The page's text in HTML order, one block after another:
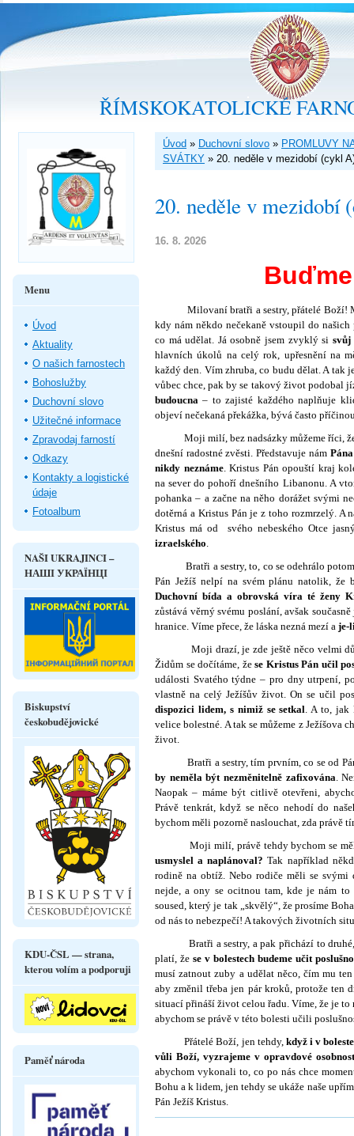
ŘÍMSKOKATOLICKÉ
Úvod » Duchovní slovo » PROMLUVY
SVÁTKY » 20. neděle v mezidobí (cykl
20. neděle v mezidobí
16. 8. 2026
Milovaní bratři a sestry, přátelé Boží!
kdy nám někdo nečekaně vstoupil do
co má udělat. Já osobně jsem zvyklý si svůj
hlav­ních úkolů na celý rok, upřesnění na
každý den. Vím zhruba, co budu dělat. A tak
vůbec chce, pak by se takový život podobal
bu­doucna – to zajisté každého naplňuje
objeví nečekaná překážka, bývá často
Moji milí, bez nadsázky můžeme říci, že
dnešní radostné zvěsti. Představuje nám
nikdy neznáme. Kristus Pán opouští kraj
na sever do pohoří dnešního Libanonu. A
pohanka – a začne na něho dorážet svými
dotěrná a Kristus Pán je z toho rozmrzelý.
Kristus má od svého nebeského Otce
izraelského.
Bratři a sestry, to, co se odehrálo
Pán Ježíš nelpí na svém plánu natolik,
Duchovní bída a obrovská víra té ženy
zůstává věrný svému poslání, avšak
hranice. Víme přece, že láska nezná mezí a je-
Moji drazí, je zde ještě něco velmi
Židům se dočítáme, žese Kristus Pán učil
události Svatého týdne – pro dny utrpení,
vlastně na celý Ježíšův život. On se učil
dispozici lidem, s nimiž se setkal. A to, jak
velice bolestné. A tak se můžeme z Ježíšova
život.
Bratři a sestry, tím prvním, co se od
by neměla být nezměnitelně zafixována.
Naopak – máme být citlivě otevřeni,
Právě tenkrát, když se něco nehodí do
bychom měli pozorně naslouchat, zda právě
Moji milí, právě tehdy bychom se
usmyslel a naplánoval? Tak například
rodině na obtíž. Nebo rodiče měli se
nejde, a ony se ocitnou tam, kde je nám
soused, který je tak „skvělý“, že prosíme
od nás to nebezpečí! A takových ži­votních
Bratři a sestry, a pak přichází to druhé,
platí, žese v bolestech budeme učit
musí zatnout zuby a udělat něco, čím mu
aby změnil třeba jen pár kroků, protože ten
situací přináší život celou řadu. Víme, že je
abychom se právě v této bolesti učili
Přátelé Boží, jen tehdy, když i v
vůli Boží, vyzrajeme v opravdové
abychom vykonali to, co po nás chce
Bohu a k lidem, jen tehdy se ukáže naše
Pán Ježíš Kristus.
Menu
Úvod
Aktuality
O našich farnostech
Bohoslužby
Duchovní slovo
Užitečné informace
Zpravodaj farností
Odkazy
Kontakty a logistické
údaje
Fotoalbum
NAŠI UKRAJINCI –
НАШІ УКРАЇНЦІ
Biskupství
českobudějovické
KDU-ČSL — strana,
kterou volím a podporuji
Paměť národa